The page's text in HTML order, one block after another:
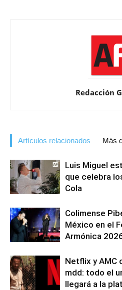
Redacción
Artículos relacionados Más
Luis Miguel
que celebra
Cola
Colimense
México en el
Armónica
Netflix y AMC
mdd: todo el
llegará a la